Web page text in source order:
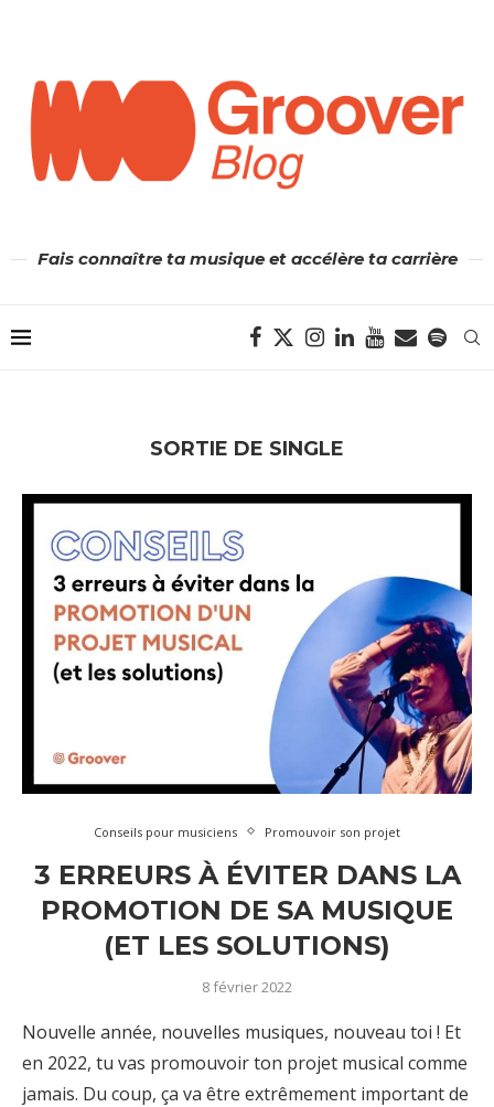
Fais connaître ta musique et accélère ta carrière
SORTIE DE SINGLE
Conseils pour musiciens Promouvoir son projet
3 ERREURS À ÉVITER DANS LA
PROMOTION DE SA MUSIQUE
(ET LES SOLUTIONS)
8 février 2022
Nouvelle année, nouvelles musiques, nouveau toi ! Et
en 2022, tu vas promouvoir ton projet musical comme
jamais. Du coup, ça va être extrêmement important de